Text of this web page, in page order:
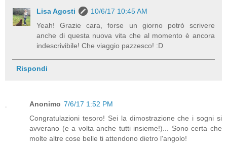
Lisa Agosti
10/6/17 10:45 AM
Yeah! Grazie cara, forse un giorno potrò scrivere
anche di questa nuova vita che al momento è ancora
indescrivibile! Che viaggio pazzesco! :D
Rispondi
Anonimo 7/6/17 1:52 PM
Congratulazioni tesoro! Sei la dimostrazione che i sogni si
avverano (e a volta anche tutti insieme!)... Sono certa che
molte altre cose belle ti attendono dietro l'angolo!